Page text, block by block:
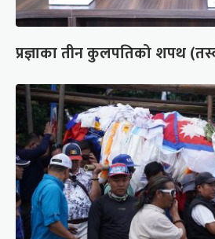
प्रज्ञाका तीन कुलपतिको शपथ